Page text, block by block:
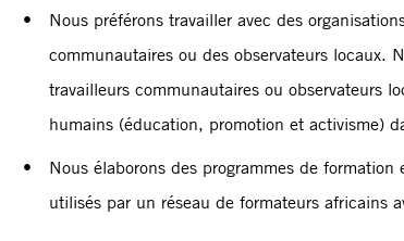
Nous préférons travailler avec des
communautaires ou des observateurs locaux.
travailleurs communautaires ou observateurs
humains (éducation, promotion et activisme)
Nous élaborons des programmes de
utilisés par un réseau de formateurs africains